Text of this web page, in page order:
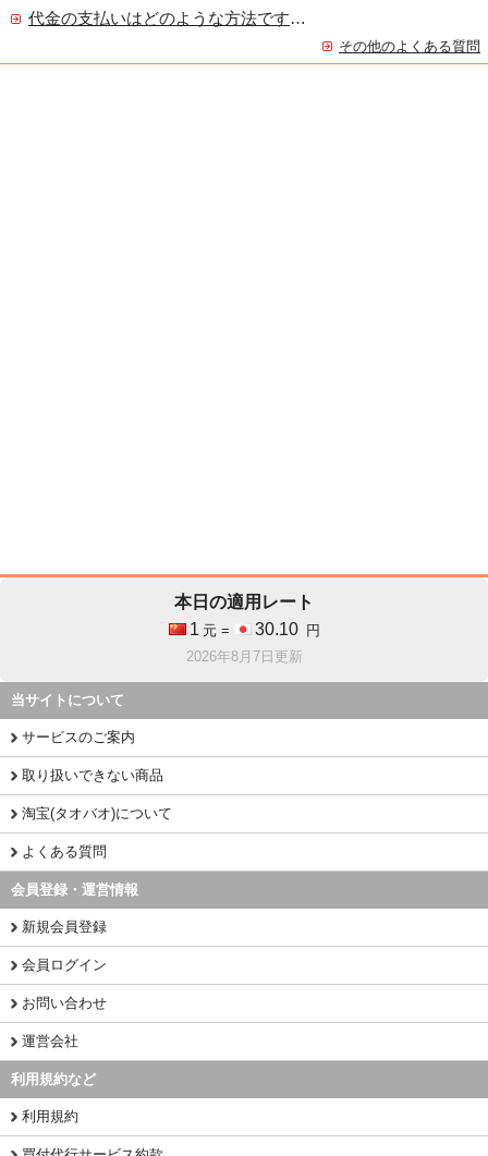
代金の支払いはどのような方法ですか？
その他のよくある質問
本日の適用レート
1 元 = 30.10
円
2026年8月7日更新
当サイトについて
サービスのご案内
取り扱いできない商品
淘宝(タオバオ)について
よくある質問
会員登録・運営情報
新規会員登録
会員ログイン
お問い合わせ
運営会社
利用規約など
利用規約